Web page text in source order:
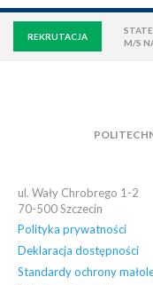
REKRUTACJA
M/S
OSIEDLE AKADEMICKIE
ul. Wały Chrobrego 1-2
70-500Szczecin
Polityka prywatności
Deklaracja dostępności
Standardy ochrony